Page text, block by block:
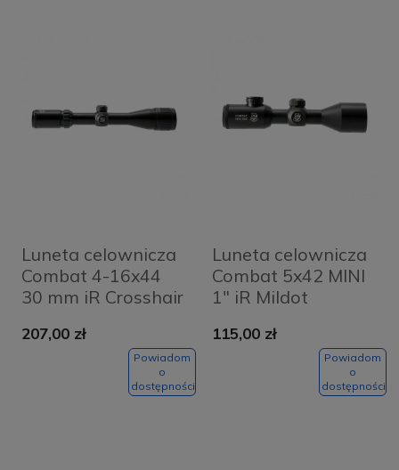
Luneta celownicza
Combat 4-16x44
30 mm iR Crosshair
207,00 zł
Powiadom
o
dostępności
Luneta celownicza
Combat 5x42 MINI
1" iR Mildot
115,00 zł
Powiadom
o
dostępności